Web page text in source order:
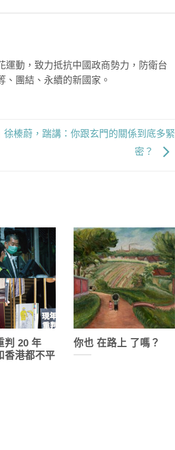
運動，致力抵抗中國政商勢力，防衛台
、團結、永續的新國家。
徐榛蔚，踹講：你跟玄門的關係到底多緊
密？
判 20 年
港都不平
你也 在路上 了嗎？